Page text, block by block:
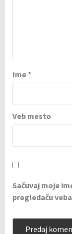
Ime*
Veb mesto
Sačuvaj moje
pregledaču